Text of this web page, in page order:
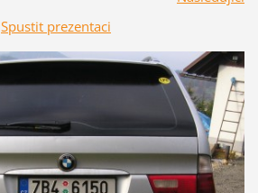
Spustit prezentaci